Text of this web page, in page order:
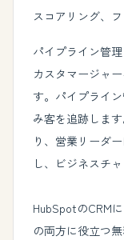
スコアリング、
パイプライン管
カスタマージャ
す。パイプライ
み客を追跡しま
り、営業リーダ
し、ビジネスチ
HubSpotのCRM
の両方に役立つ